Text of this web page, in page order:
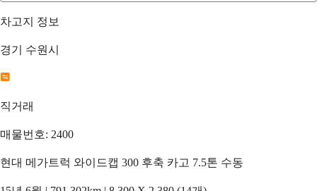
차고지 정보
경기 수원시
직거래
매물번호: 2400
현대 메가트럭 와이드캡 300 후축 카고 7.5톤 수동